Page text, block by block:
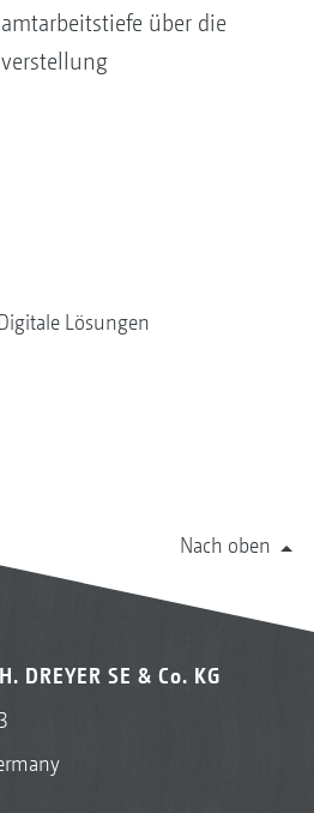
über die
Lösungen
Nach oben
DREYER SE & Co. KG